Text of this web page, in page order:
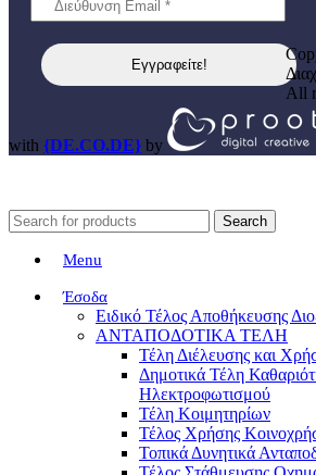
All
with {DE.CO.DE} by
Search
Menu
Έσοδα
Ειδικό Τέλος Αποθήκευσης
ΑΝΤΑΠΟΔΟΤΙΚΑ ΤΕΛΗ
Τέλη Διέλευσης και
Δημοτικά Τέλη
Ηλεκτροφωτισμού
Τέλη Κοιμητηρίων
Τέλος Χρήσης
Τοπικά Δυνητικά